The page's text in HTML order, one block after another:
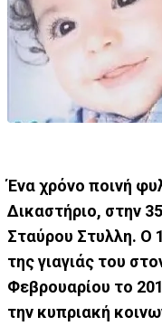
Ένα χρόνο ποινή
Δικαστήριο, στην
Σταύρου Στυλλη. Ο
της γιαγιάς του
Φεβρουαρίου το
την κυπριακή